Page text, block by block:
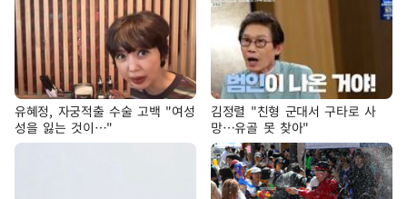
유혜정, 자궁적출 수술 고백 "여성
성을 잃는 것이…"
김정렬 "친형 군대서 구타로 사
망…유골 못 찾아"